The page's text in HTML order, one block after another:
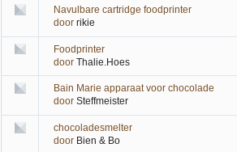
Navulbare cartridge foodprinter
door rikie
Foodprinter
door Thalie.Hoes
Bain Marie apparaat voor chocolade
door Steffmeister
chocoladesmelter
door Bien & Bo